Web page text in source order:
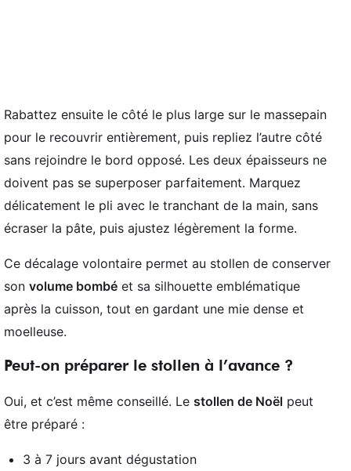
Rabattez ensuite le côté le plus large sur le massepain
pour le recouvrir entièrement, puis repliez l’autre côté
sans rejoindre le bord opposé. Les deux épaisseurs ne
doivent pas se superposer parfaitement. Marquez
délicatement le pli avec le tranchant de la main, sans
écraser la pâte, puis ajustez légèrement la forme.
Ce décalage volontaire permet au stollen de conserver
son volume bombé et sa silhouette emblématique
après la cuisson, tout en gardant une mie dense et
moelleuse.
Peut-on préparer le stollen à l’avance ?
Oui, et c’est même conseillé. Le stollen de Noël peut
être préparé :
3 à 7 jours avant dégustation